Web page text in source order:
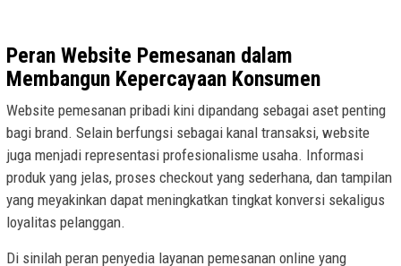
Peran Website Pemesanan dalam
Membangun Kepercayaan Konsumen
Website pemesanan pribadi kini dipandang sebagai aset penting
bagi brand. Selain berfungsi sebagai kanal transaksi, website
juga menjadi representasi profesionalisme usaha. Informasi
produk yang jelas, proses checkout yang sederhana, dan tampilan
yang meyakinkan dapat meningkatkan tingkat konversi sekaligus
loyalitas pelanggan.
Di sinilah peran penyedia layanan pemesanan online yang